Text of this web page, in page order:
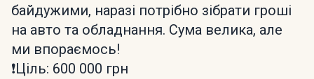
байдужими, наразі потрібно зібрати гроші
на авто та обладнання. Сума велика, але
ми впораємось!
❗️Ціль: 600 000 грн